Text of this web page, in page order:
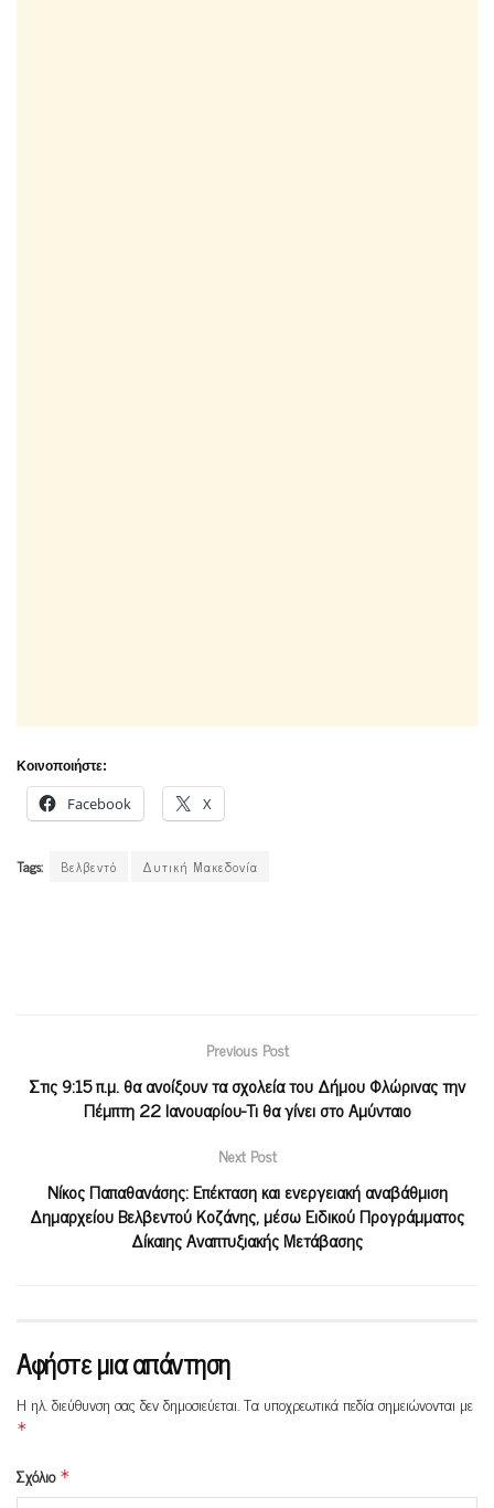
Κοινοποιήστε:
Facebook X
Tags: Βελβεντό Δυτική Μακεδονία
Previous Post
Στις 9:15 π.μ. θα ανοίξουν τα σχολεία του Δήμου Φλώρινας την
Πέμπτη 22 Ιανουαρίου-Tι θα γίνει στο Αμύνταιο
Next Post
Νίκος Παπαθανάσης: Επέκταση και ενεργειακή αναβάθμιση
Δημαρχείου Βελβεντού Κοζάνης, μέσω Ειδικού Προγράμματος
Δίκαιης Αναπτυξιακής Μετάβασης
Αφήστε μια απάντηση
Η ηλ. διεύθυνση σας δεν δημοσιεύεται.Τα υποχρεωτικά πεδία σημειώνονται με
*
Σχόλιο *